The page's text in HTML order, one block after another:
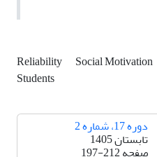
Reliability Social Motivation
Students
دوره 17، شماره 2
تابستان 1405
صفحه197-212